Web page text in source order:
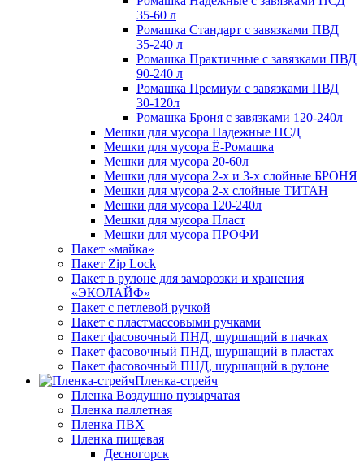
35-60 л
Ромашка Стандарт с завязками ПВД
35-240 л
Ромашка Практичные с завязками ПВД
90-240 л
Ромашка Премиум с завязками ПВД
30-120л
Ромашка Броня с завязками 120-240л
Мешки для мусора Надежные ПСД
Мешки для мусора Ё-Ромашка
Мешки для мусора 20-60л
Мешки для мусора 2-х и 3-х слойные БРОНЯ
Мешки для мусора 2-х слойные ТИТАН
Мешки для мусора 120-240л
Мешки для мусора Пласт
Мешки для мусора ПРОФИ
Пакет «майка»
Пакет Zip Lock
Пакет в рулоне для заморозки и хранения
«ЭКОЛАЙФ»
Пакет с петлевой ручкой
Пакет с пластмассовыми ручками
Пакет фасовочный ПНД, шуршащий в пачках
Пакет фасовочный ПНД, шуршащий в пластах
Пакет фасовочный ПНД, шуршащий в рулоне
Пленка-стрейч
Пленка Воздушно пузырчатая
Пленка паллетная
Пленка ПВХ
Пленка пищевая
Десногорск